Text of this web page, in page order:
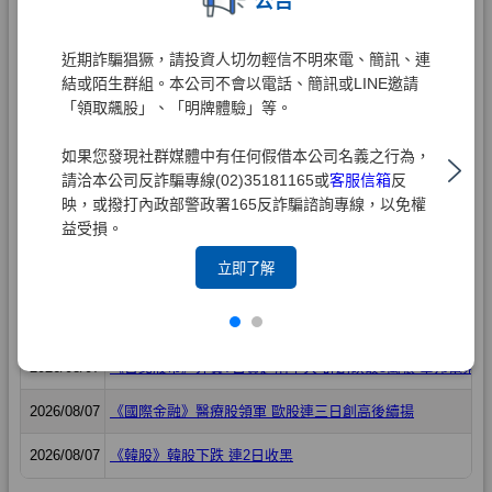
近期詐騙猖獗，請投資人切勿輕信不明來電、簡訊、連
結或陌生群組。本公司不會以電話、簡訊或LINE邀請
「領取飆股」、「明牌體驗」等。
如果您發現社群媒體中有任何假借本公司名義之行為，
請洽本公司反詐騙專線(02)35181165或客服信箱反
映，或撥打內政部警政署165反詐騙諮詢專線，以免權
益受損。
立即了解